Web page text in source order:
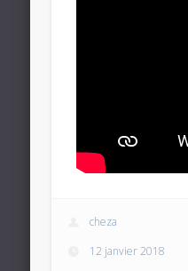
cheza
12 janvier 2018